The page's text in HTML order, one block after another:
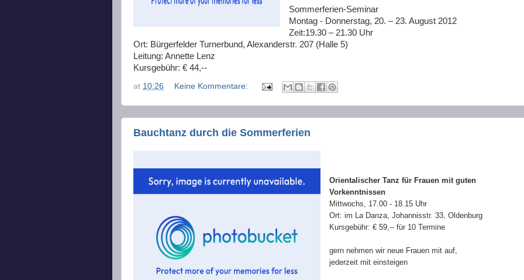
Sommerferien-Seminar
Montag - Donnerstag, 20. – 23. August 2012
Zeit:19.30 – 21.30 Uhr
Ort: Bürgerfelder Turnerbund, Alexanderstr. 207 (Halle 5)
Leitung: Annette Lenz
Kursgebühr: € 44,--
at 10:26 Keine Kommentare:
Bauchtanz durch die Sommerferien
Orientalischer Tanz für Frauen mit guten
Vorkenntnissen
Mittwochs, 17.00 - 18.15 Uhr
Ort: im La Danza, Johannisstr. 33, Oldenburg
Kursgebühr: € 59,-- für 10 Termine
gern nehmen wir neue Frauen mit auf,
jederzeit mit einsteigen